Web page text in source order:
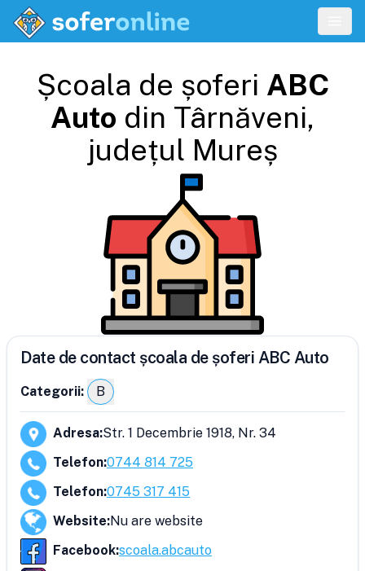
Școala de șoferi ABC
Auto din Târnăveni,
județul Mureș
Date de contact școala de șoferi ABC Auto
Categorii: B
Adresa:Str. 1 Decembrie 1918, Nr. 34
Telefon:0744 814 725
Telefon:0745 317 415
Website:Nu are website
Facebook:scoala.abcauto